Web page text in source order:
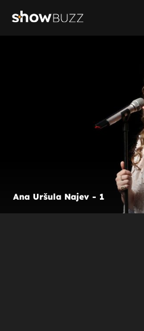
Ana Uršula Najev - 1